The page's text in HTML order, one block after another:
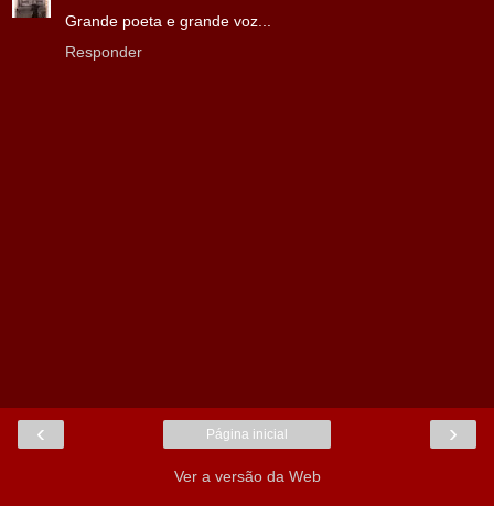
Grande poeta e grande voz...
Responder
‹ ›
Página inicial
Ver a versão da Web